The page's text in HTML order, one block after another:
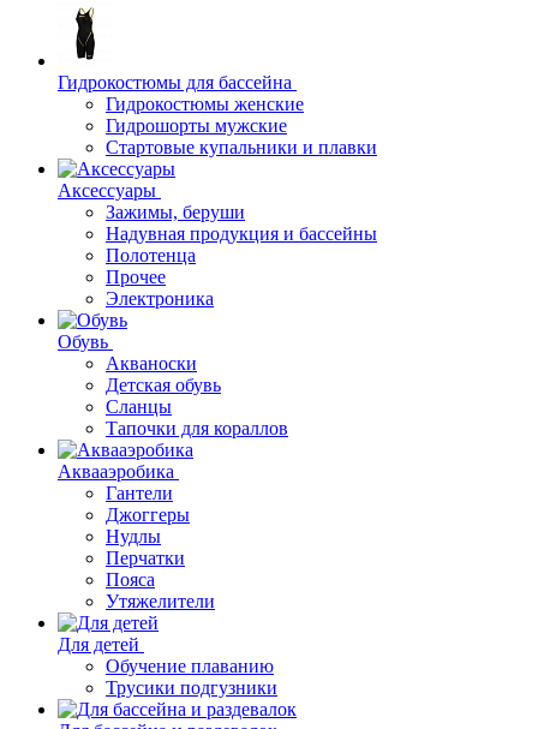
Гидрокостюмы для бассейна
Гидрокостюмы женские
Гидрошорты мужские
Стартовые купальники и плавки
Аксессуары
Зажимы, беруши
Надувная продукция и бассейны
Полотенца
Прочее
Электроника
Обувь
Акваноски
Детская обувь
Сланцы
Тапочки для кораллов
Аквааэробика
Гантели
Джоггеры
Нудлы
Перчатки
Пояса
Утяжелители
Для детей
Обучение плаванию
Трусики подгузники